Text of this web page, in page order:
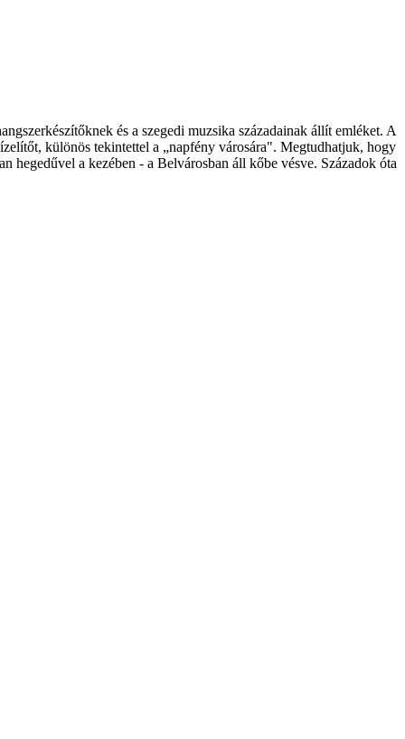
és a szegedi muzsika századainak állít emléket. A
különös tekintettel a „napfény városára". Megtudhatjuk, hogy
hegedűvel a kezében - a Belvárosban áll kőbe vésve. Századok óta